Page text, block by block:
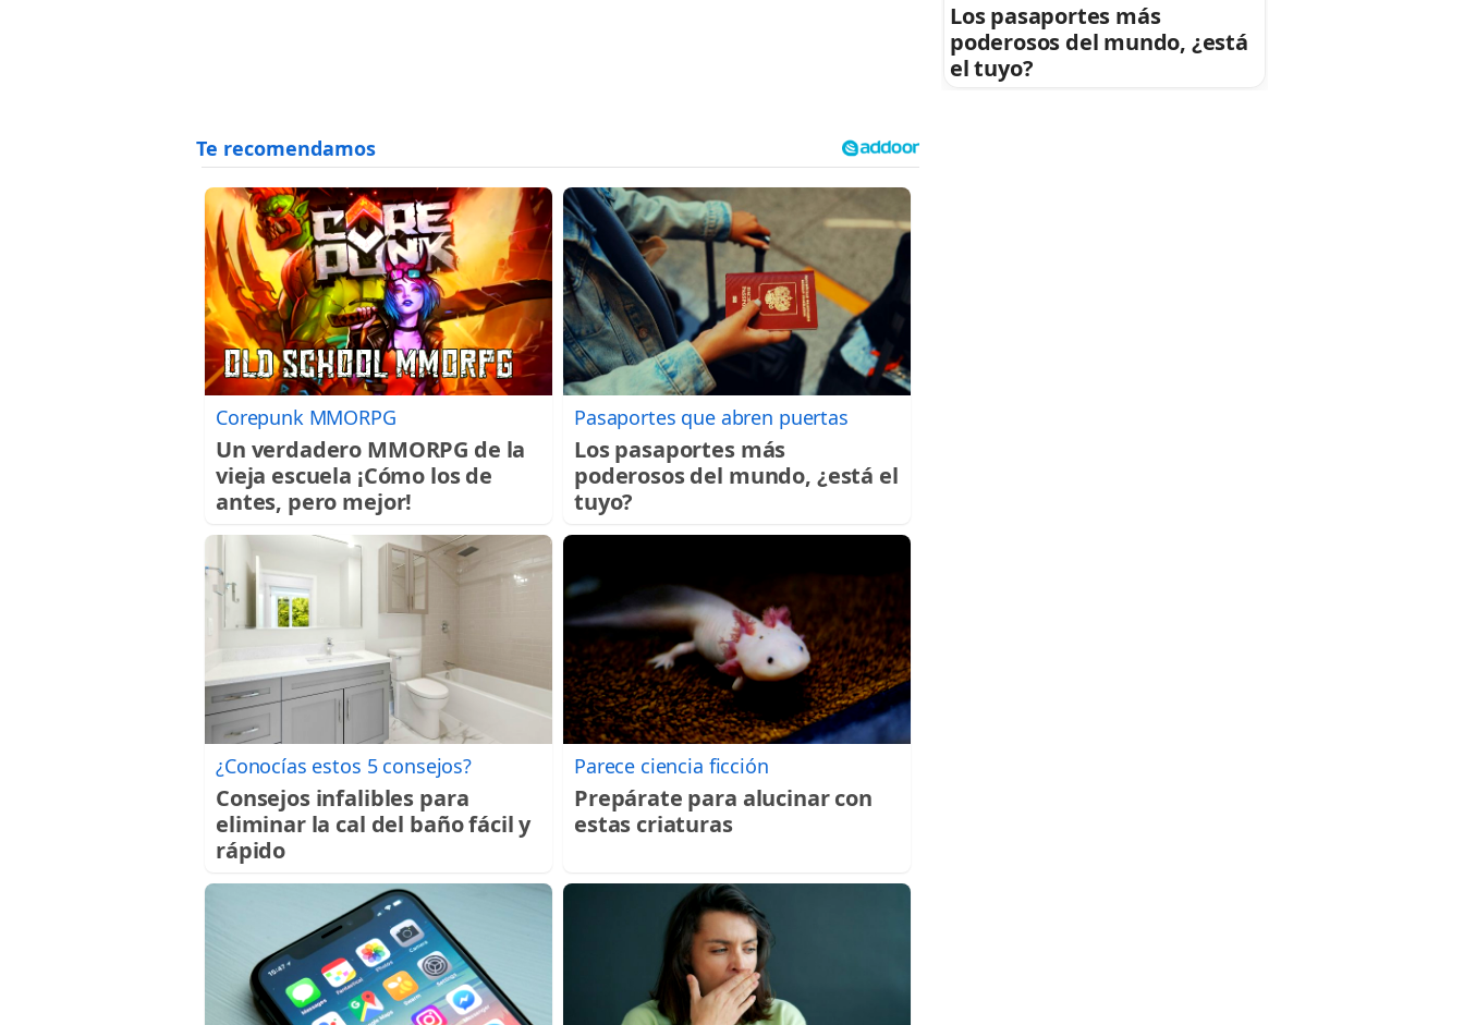
Corepunk MMORPG
Un verdadero MMORPG de la
vieja escuela ¡Cómo los de
antes, pero mejor!
Pasaportes que abren puertas
Los pasaportes más
poderosos del mundo, ¿está el
tuyo?
¿Conocías estos 5 consejos?
Consejos infalibles para
eliminar la cal del baño fácil y
rápido
Parece ciencia ficción
Prepárate para alucinar con
estas criaturas
Los pasaportes más
poderosos del mundo, ¿está
el tuyo?